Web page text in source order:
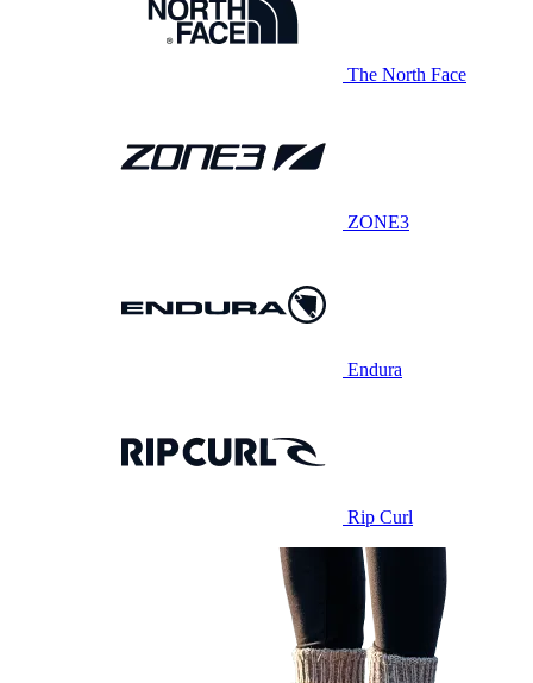
The North Face
ZONE3
Endura
Rip Curl